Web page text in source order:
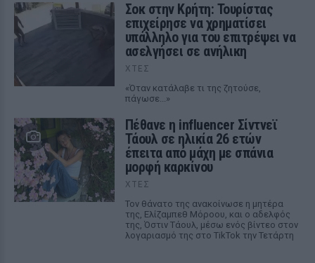
Σοκ στην Κρήτη: Τουρίστας
επιχείρησε να χρηματίσει
υπάλληλο για του επιτρέψει να
ασελγήσει σε ανήλικη
ΧΤΕΣ
«Όταν κατάλαβε τι της ζητούσε,
πάγωσε...»
Πέθανε η influencer Σίντνεϊ
Τάουλ σε ηλικία 26 ετών
έπειτα από μάχη με σπάνια
μορφή καρκίνου
ΧΤΕΣ
Τον θάνατο της ανακοίνωσε η μητέρα
της, Ελίζαμπεθ Μόροου, και ο αδελφός
της, Όστιν Τάουλ, μέσω ενός βίντεο στον
λογαριασμό της στο TikTok την Τετάρτη